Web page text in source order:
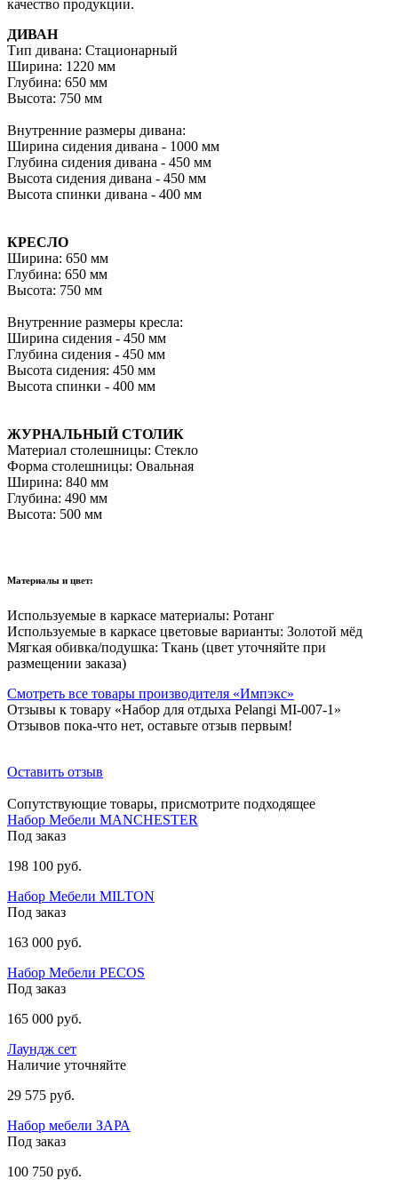
качество продукции.
ДИВАН
Тип дивана: Стационарный
Ширина: 1220 мм
Глубина: 650 мм
Высота: 750 мм
Внутренние размеры дивана:
Ширина сидения дивана - 1000 мм
Глубина сидения дивана - 450 мм
Высота сидения дивана - 450 мм
Высота спинки дивана - 400 мм
КРЕСЛО
Ширина: 650 мм
Глубина: 650 мм
Высота: 750 мм
Внутренние размеры кресла:
Ширина сидения - 450 мм
Глубина сидения - 450 мм
Высота сидения: 450 мм
Высота спинки - 400 мм
ЖУРНАЛЬНЫЙ СТОЛИК
Материал столешницы: Стекло
Форма столешницы: Овальная
Ширина: 840 мм
Глубина: 490 мм
Высота: 500 мм
Материалы и цвет:
Используемые в каркасе материалы: Ротанг
Используемые в каркасе цветовые варианты: Золотой мёд
Мягкая обивка/подушка: Ткань (цвет уточняйте при
размещении заказа)
Смотреть все товары производителя «Импэкс»
Отзывы к товару «Набор для отдыха Pelangi MI-007-1»
Отзывов пока-что нет, оставьте отзыв первым!
Оставить отзыв
Сопутствующие товары, присмотрите подходящее
Набор Мебели MANCHESTER
Под заказ
198 100 руб.
Набор Мебели МILTON
Под заказ
163 000 руб.
Набор Мебели PECOS
Под заказ
165 000 руб.
Лаундж сет
Наличие уточняйте
29 575 руб.
Набор мебели ЗАРА
Под заказ
100 750 руб.